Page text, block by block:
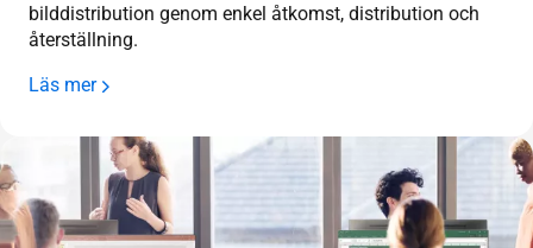
bilddistribution genom enkel åtkomst, distribution och
återställning.
Läs mer